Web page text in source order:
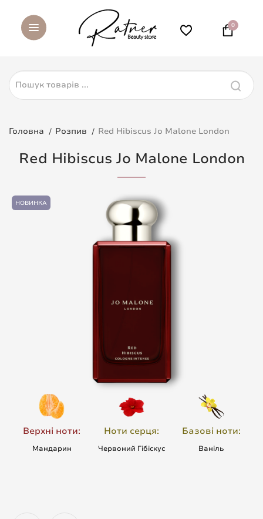
0
Головна Розпив Red Hibiscus Jo Malone London
Red Hibiscus Jo Malone London
НОВИНКА
Верхні ноти:
Мандарин
Ноти серця:
Червоний Гібіскус
Базові ноти:
Ваніль